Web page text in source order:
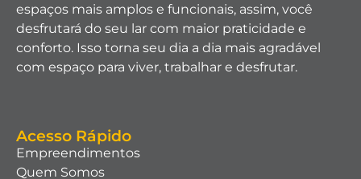
espaços mais amplos e funcionais, assim, você
desfrutará do seu lar com maior praticidade e
conforto. Isso torna seu dia a dia mais agradável
com espaço para viver, trabalhar e desfrutar.
Acesso Rápido
Empreendimentos
Quem Somos